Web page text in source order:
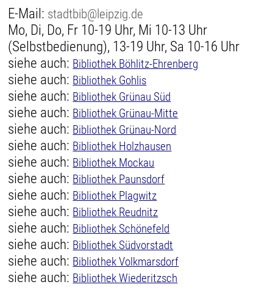
E-Mail: stadtbib@leipzig.de
Mo, Di, Do, Fr 10-19 Uhr, Mi 10-13 Uhr
(Selbstbedienung), 13-19 Uhr, Sa 10-16 Uhr
siehe auch: Bibliothek Böhlitz-Ehrenberg
siehe auch: Bibliothek Gohlis
siehe auch: Bibliothek Grünau Süd
siehe auch: Bibliothek Grünau-Mitte
siehe auch: Bibliothek Grünau-Nord
siehe auch: Bibliothek Holzhausen
siehe auch: Bibliothek Mockau
siehe auch: Bibliothek Paunsdorf
siehe auch: Bibliothek Plagwitz
siehe auch: Bibliothek Reudnitz
siehe auch: Bibliothek Schönefeld
siehe auch: Bibliothek Südvorstadt
siehe auch: Bibliothek Volkmarsdorf
siehe auch: Bibliothek Wiederitzsch